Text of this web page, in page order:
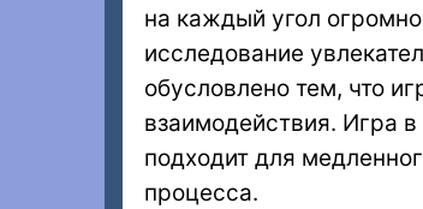
на каждый угол
исследование
обусловлено тем, что
взаимодействия. Игра
подходит для
процесса.